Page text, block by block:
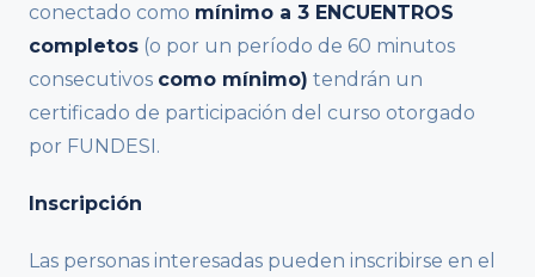
conectado como mínimo a 3 ENCUENTROS
completos (o por un período de 60 minutos
consecutivos como mínimo) tendrán un
certificado de participación del curso otorgado
por FUNDESI.
Inscripción
Las personas interesadas pueden inscribirse en el